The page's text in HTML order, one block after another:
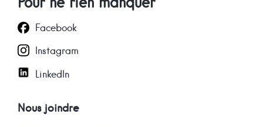
Facebook
Instagram
LinkedIn
Nous joindre